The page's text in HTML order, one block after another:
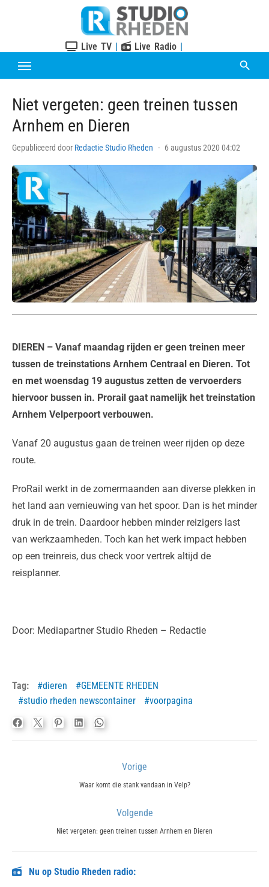
Live TV | Live Radio |
Niet vergeten: geen treinen tussen
Arnhem en Dieren
Gepubliceerd door Redactie Studio Rheden
Posted
6 augustus 2020 04:02
DIEREN – Vanaf maandag rijden er geen treinen meer
tussen de treinstations Arnhem Centraal en Dieren. Tot
en met woensdag 19 augustus zetten de vervoerders
hiervoor bussen in. Prorail gaat namelijk het treinstation
Arnhem Velperpoort verbouwen.
Vanaf 20 augustus gaan de treinen weer rijden op deze
route.
ProRail werkt in de zomermaanden aan diverse plekken in
het land aan vernieuwing van het spoor. Dan is het minder
druk in de trein. Daardoor hebben minder reizigers last
van werkzaamheden. Toch kan het werk impact hebben
op een treinreis, dus check voor vertrek altijd de
reisplanner.
Door: Mediapartner Studio Rheden – Redactie
Tag: dieren
GEMEENTE RHEDEN
studio rheden newscontainer
voorpagina
Vorige
Previous
Waar komt die stank vandaan in Velp?
Volgende
Next
Niet vergeten: geen treinen tussen Arnhem en Dieren
Nu op Studio Rheden radio: